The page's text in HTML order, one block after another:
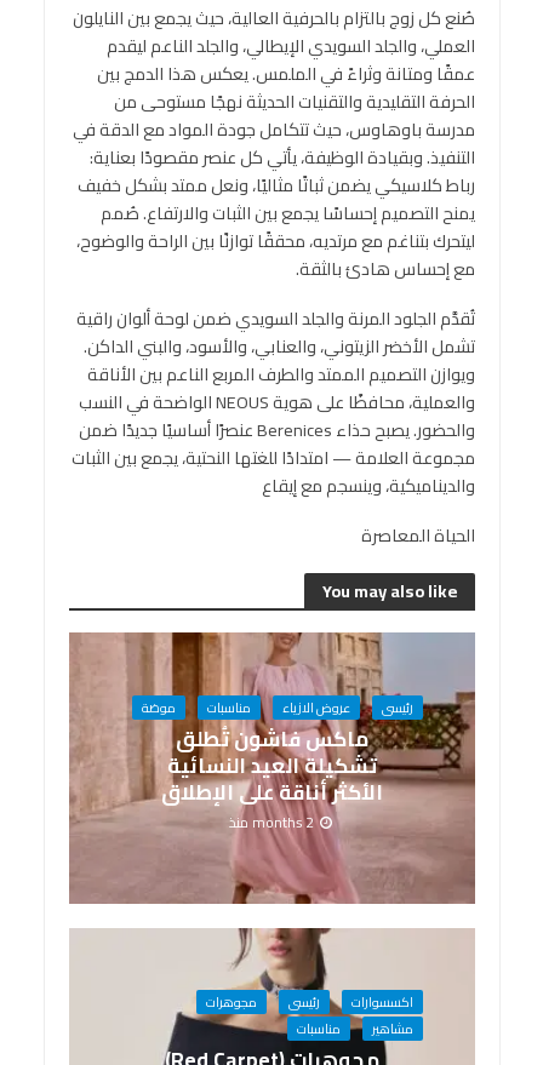
صُنع كل زوج بالتزام بالحرفية العالية، حيث يجمع بين النايلون
العملي، والجلد السويدي الإيطالي، والجلد الناعم ليقدم
عمقًا ومتانة وثراءً في الملمس. يعكس هذا الدمج بين
الحرفة التقليدية والتقنيات الحديثة نهجًا مستوحى من
مدرسة باوهاوس، حيث تتكامل جودة المواد مع الدقة في
التنفيذ. وبقيادة الوظيفة، يأتي كل عنصر مقصودًا بعناية:
رباط كلاسيكي يضمن ثباتًا مثاليًا، ونعل ممتد بشكل خفيف
يمنح التصميم إحساسًا يجمع بين الثبات والارتفاع. صُمم
ليتحرك بتناغم مع مرتديه، محققًا توازنًا بين الراحة والوضوح،
مع إحساس هادئ بالثقة.
تُقدَّم الجلود المرنة والجلد السويدي ضمن لوحة ألوان راقية
تشمل الأخضر الزيتوني، والعنابي، والأسود، والبني الداكن.
ويوازن التصميم الممتد والطرف المربع الناعم بين الأناقة
والعملية، محافظًا على هوية NEOUS الواضحة في النسب
والحضور. يصبح حذاء Berenices عنصرًا أساسيًا جديدًا ضمن
مجموعة العلامة — امتدادًا للغتها النحتية، يجمع بين الثبات
والديناميكية، وينسجم مع إيقاع
الحياة المعاصرة
You may also like
رئيسى عروض الازياء مناسبات موضة
ماكس فاشون تُطلق
تشكيلة العيد النسائية
الأكثر أناقة على الإطلاق
2 months منذ
اكسسوارات رئيسى
مجوهرات
مشاهير
مناسبات